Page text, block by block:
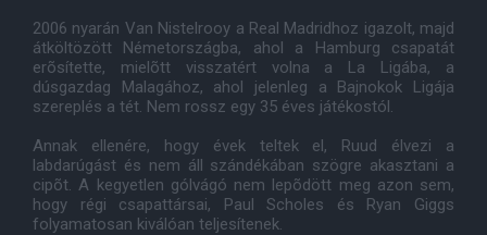
2006 nyarán Van Nistelrooy a Real Madridhoz igazolt, majd
átköltözött Németországba, ahol a Hamburg csapatát
erõsítette, mielõtt visszatért volna a La Ligába, a
dúsgazdag Malagához, ahol jelenleg a Bajnokok Ligája
szereplés a tét. Nem rossz egy 35 éves játékostól.
Annak ellenére, hogy évek teltek el, Ruud élvezi a
labdarúgást és nem áll szándékában szögre akasztani a
cipõt. A kegyetlen gólvágó nem lepõdött meg azon sem,
hogy régi csapattársai, Paul Scholes és Ryan Giggs
folyamatosan kiválóan teljesítenek.